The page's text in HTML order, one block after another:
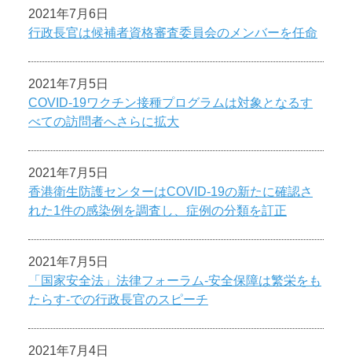
2021年7月6日
行政長官は候補者資格審査委員会のメンバーを任命
2021年7月5日
COVID-19ワクチン接種プログラムは対象となるす
べての訪問者へさらに拡大
2021年7月5日
香港衛生防護センターはCOVID-19の新たに確認さ
れた1件の感染例を調査し、症例の分類を訂正
2021年7月5日
「国家安全法」法律フォーラム-安全保障は繁栄をも
たらす-での行政長官のスピーチ
2021年7月4日